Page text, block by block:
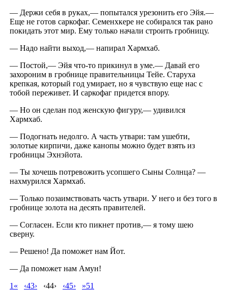
— Держи себя в руках,— попытался урезонить его Эйя.—
Еще не готов саркофаг. Семенхкере не собирался так рано
покидать этот мир. Ему только начали строить гробницу.
— Надо найти выход,— напирал Хармхаб.
— Постой,— Эйя что-то прикинул в уме.— Давай его
захороним в гробнице правительницы Тейе. Старуха
крепкая, который год умирает, но я чувствую еще нас с
тобой переживет. И саркофаг придется впору.
— Но он сделан под женскую фигуру,— удивился
Хармхаб.
— Подогнать недолго. А часть утвари: там ушебти,
золотые кирпичи, даже канопы можно будет взять из
гробницы Эхнэйота.
— Ты хочешь потревожить усопшего Сыны Солнца? —
нахмурился Хармхаб.
— Только позаимствовать часть утвари. У него и без того в
гробнице золота на десять правителей.
— Согласен. Если кто пикнет против,— я тому шею
сверну.
— Решено! Да поможет нам Йот.
— Да поможет нам Амун!
1«
‹43› ‹44› ‹45›
»51